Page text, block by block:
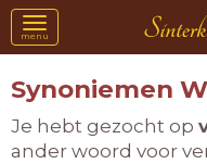
Toggle
navigation
menu
Synoniemen
Je hebt gezocht op
ander woord voor